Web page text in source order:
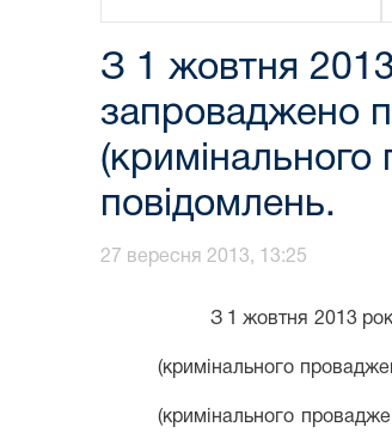
З 1 жовтня 2013
запроваджено
(кримінального
повідомлень.
27 вересня 2013, 13:25
З 1 жовтня 2013 року в
(кримінального
(кримінального